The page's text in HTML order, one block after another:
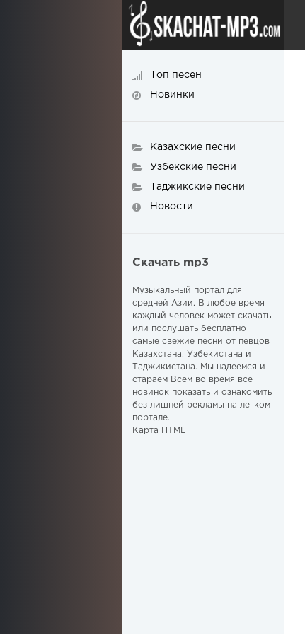
Топ песен
Новинки
Казахские песни
Узбекские песни
Таджикские песни
Новости
Скачать mp3
Музыкальный портал для
средней Азии. В любое время
каждый человек может скачать
или послушать бесплатно
самые свежие песни от певцов
Казахстана, Узбекистана и
Таджикистана. Мы надеемся и
стараем Всем во время все
новинок показать и ознакомить
без лишней рекламы на легком
портале.
Карта HTML